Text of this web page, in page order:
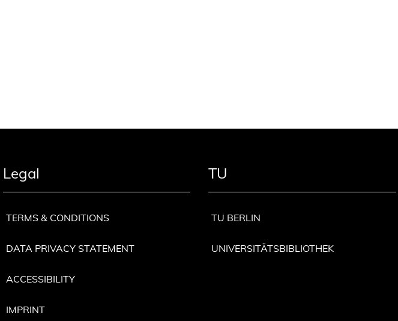
Legal
TERMS & CONDITIONS
DATA PRIVACY STATEMENT
ACCESSIBILITY
IMPRINT
TU
TU BERLIN
UNIVERSITÄTSBIBLIOTHEK